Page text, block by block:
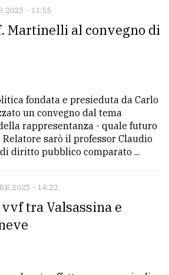
2025 - 11:55
Martinelli al convegno di
fondata e presieduta da Carlo
un convegno dal tema
rappresentanza - quale futuro
Relatore sarò il professor Claudio
diritto pubblico comparato ...
2025 - 14:22
tra Valsassina e